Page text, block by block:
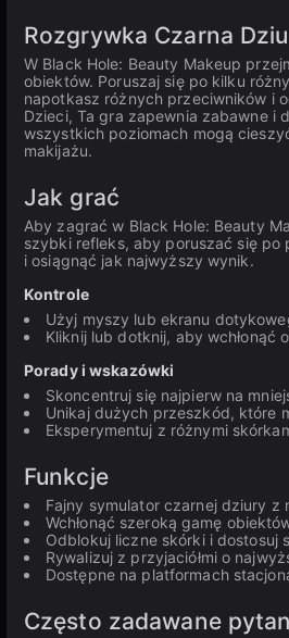
Rozgrywka Czarna
W Black Hole: Beauty Makeup
obiektów. Poruszaj się po kilku
napotkasz różnych przeciwników i
Dzieci, Ta gra zapewnia zabawne i
wszystkich poziomach mogą
makijażu.
Jak grać
Aby zagrać w Black Hole: Beauty
szybki refleks, aby poruszać się
i osiągnąć jak najwyższy wynik.
Kontrole
Użyj myszy lub ekranu
Kliknij lub dotknij, aby wchłonąć
Porady i wskazówki
Skoncentruj się najpierw na
Unikaj dużych przeszkód, które
Eksperymentuj z różnymi
Funkcje
Fajny symulator czarnej dziury z
Wchłonąć szeroką gamę
Odblokuj liczne skórki i dostosuj
Rywalizuj z przyjaciółmi o
Dostępne na platformach
Często zadawane